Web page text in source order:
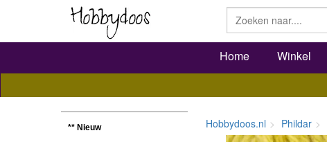
Home Winkel
** Nieuw Hobbydoos.nl Phildar